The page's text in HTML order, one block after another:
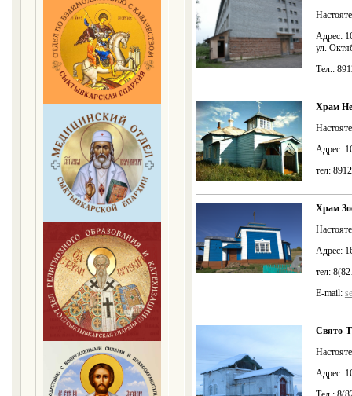
Адрес:
ул.
Тел.:
Храм
Адрес:
тел:
Храм
Адрес:
тел:
E-mail:
Свято-
Адрес: